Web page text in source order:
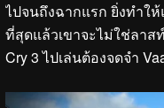
ไปจนถึงฉากแรก ยิ่งทำใ
ที่สุดแล้วเขาจะไม่ใช่ลา
Cry 3 ไปเล่นต้องจดจำ